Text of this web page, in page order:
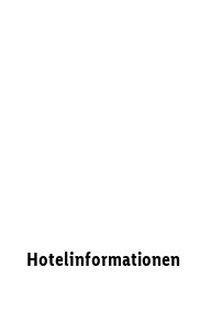
Hotelinformationen